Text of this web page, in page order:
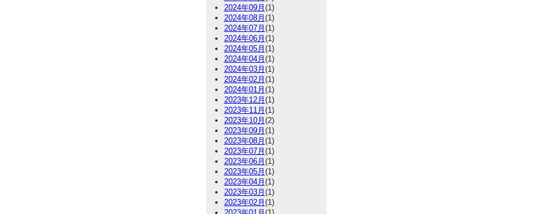
2024年09月 (1)
2024年08月 (1)
2024年07月 (1)
2024年06月 (1)
2024年05月 (1)
2024年04月 (1)
2024年03月 (1)
2024年02月 (1)
2024年01月 (1)
2023年12月 (1)
2023年11月 (1)
2023年10月 (2)
2023年09月 (1)
2023年08月 (1)
2023年07月 (1)
2023年06月 (1)
2023年05月 (1)
2023年04月 (1)
2023年03月 (1)
2023年02月 (1)